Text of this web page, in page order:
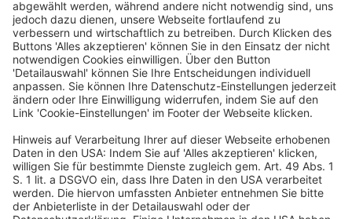
Veröffentlicht am16. Juli 2025vonkw
Am 7. Juli 2025 hat das Bundesministerium der
Finanzen den Referentenentwurf eines Gesetzes zur
Modernisierung und Digitalisierung der
Schwarzarbeitsbekämpfung bekanntgegeben.
Nachdem in der vergangenen 20. Wahlperiode der
WEITERLESEN
Digitalisierung (StB)